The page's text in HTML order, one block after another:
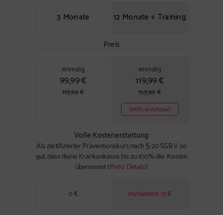
3 Monate 12 Monate + Training
Preis
einmalig
99,99€
119,99€
einmalig
119,99€
159,99€
100% erstattbar!
Volle Kostenerstattung
Als zertifizierter Präventionskurs nach § 20 SGB V so
gut, dass deine Krankenkasse bis zu 100% der Kosten
übernimmt (Mehr Details)
0 € mindestens 75 €